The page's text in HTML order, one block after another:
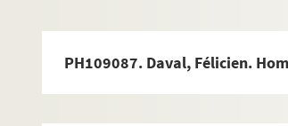
PH109087. Daval, Félicien.
PH109070. Brouillot, Jules. Fillette